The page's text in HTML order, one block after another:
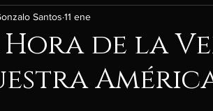
Hora de la
Santos 11 ene